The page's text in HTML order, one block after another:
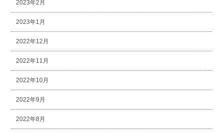
2023年2月
2023年1月
2022年12月
2022年11月
2022年10月
2022年9月
2022年8月